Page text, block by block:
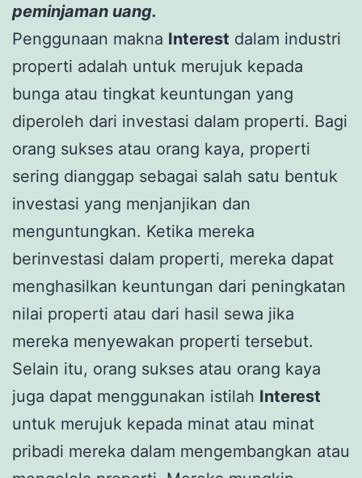
peminjaman uang.
Penggunaan makna Interest dalam industri
properti adalah untuk merujuk kepada
bunga atau tingkat keuntungan yang
diperoleh dari investasi dalam properti. Bagi
orang sukses atau orang kaya, properti
sering dianggap sebagai salah satu bentuk
investasi yang menjanjikan dan
menguntungkan. Ketika mereka
berinvestasi dalam properti, mereka dapat
menghasilkan keuntungan dari peningkatan
nilai properti atau dari hasil sewa jika
mereka menyewakan properti tersebut.
Selain itu, orang sukses atau orang kaya
juga dapat menggunakan istilah Interest
untuk merujuk kepada minat atau minat
pribadi mereka dalam mengembangkan atau